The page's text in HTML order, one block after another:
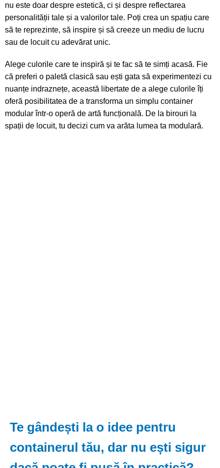
nu este doar despre estetică, ci și despre reflectarea
personalității tale și a valorilor tale. Poți crea un spațiu care
să te reprezinte, să inspire și să creeze un mediu de lucru
sau de locuit cu adevărat unic.
Alege culorile care te inspiră și te fac să te simți acasă. Fie
că preferi o paletă clasică sau ești gata să experimentezi cu
nuanțe indraznețe, această libertate de a alege culorile îți
oferă posibilitatea de a transforma un simplu container
modular într-o operă de artă funcțională. De la birouri la
spații de locuit, tu decizi cum va arăta lumea ta modulară.
Te gândești la o idee pentru
containerul tău, dar nu ești sigur